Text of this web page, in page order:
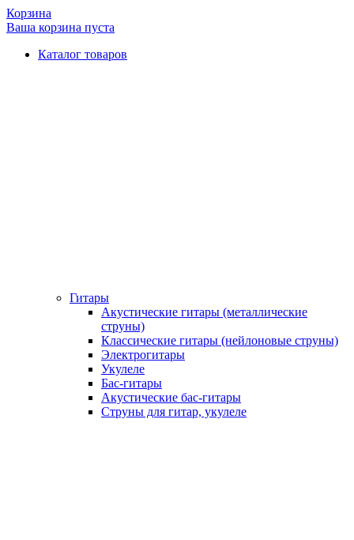
Корзина
Ваша корзина пуста
Каталог товаров
Гитары
Акустические гитары (металлические
струны)
Классические гитары (нейлоновые струны)
Электрогитары
Укулеле
Бас-гитары
Акустические бас-гитары
Струны для гитар, укулеле